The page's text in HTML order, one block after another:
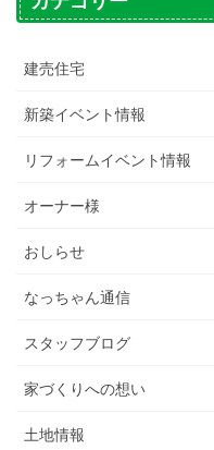
建売住宅
新築イベント情報
リフォームイベント情報
オーナー様
おしらせ
なっちゃん通信
スタッフブログ
家づくりへの想い
土地情報